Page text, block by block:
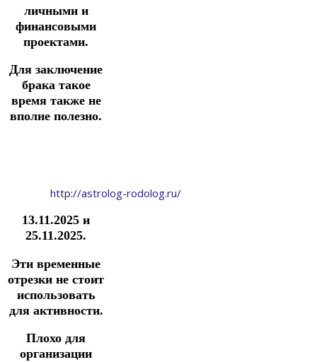
личными и
финансовыми
проектами.
Для заключение
брака такое
время также не
вполне полезно.
http://astrolog-rodolog.ru/
13.11.2025 и
25.11.2025.
Эти временные
отрезки не стоит
использовать
для активности.
Плохо для
организации